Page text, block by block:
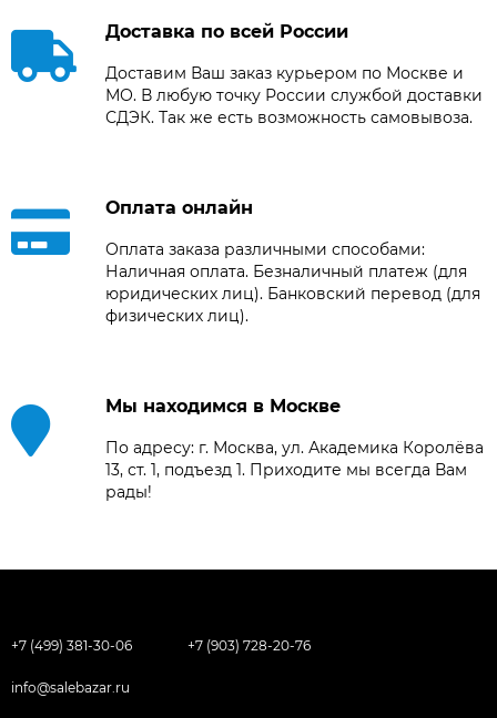
Доставка по всей России
Доставим Ваш заказ курьером по Москве и
МО. В любую точку России службой доставки
СДЭК. Так же есть возможность самовывоза.
Оплата онлайн
Оплата заказа различными способами:
Наличная оплата. Безналичный платеж (для
юридических лиц). Банковский перевод (для
физических лиц).
Мы находимся в Москве
По адресу: г. Москва, ул. Академика Королёва
13, ст. 1, подъезд 1. Приходите мы всегда Вам
рады!
+7 (499) 381-30-06 +7 (903) 728-20-76
info@salebazar.ru